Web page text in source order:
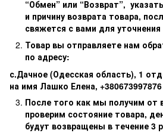
“Обмен” или “Возврат”,
и причину возврата товара,
свяжется с вами для
Товар вы отправляете нам
по адресу:
с.Дачное (Одесская область), 1
на имя Лашко Елена, +380673997876
После того как мы получим от
проверим состояние товара,
будут возвращены в течение 3